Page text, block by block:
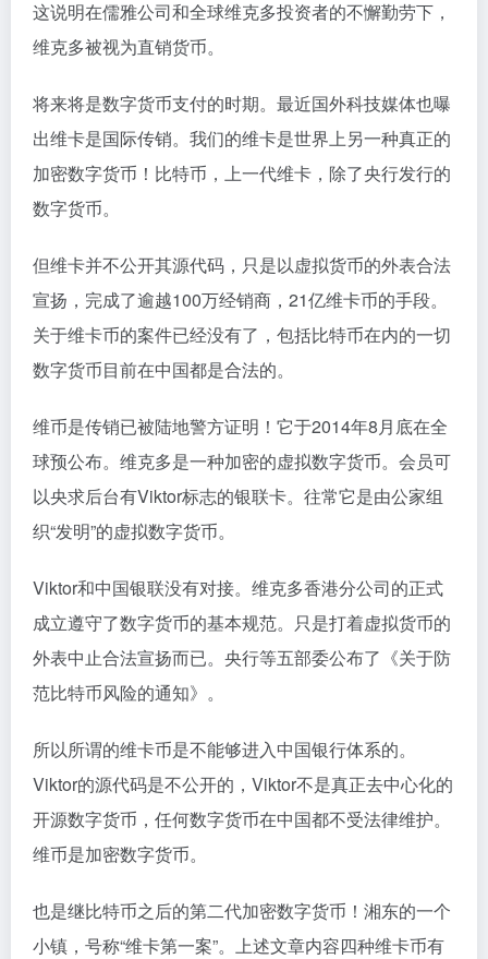
这说明在儒雅公司和全球维克多投资者的不懈勤劳下，
维克多被视为直销货币。
将来将是数字货币支付的时期。最近国外科技媒体也曝
出维卡是国际传销。我们的维卡是世界上另一种真正的
加密数字货币！比特币，上一代维卡，除了央行发行的
数字货币。
但维卡并不公开其源代码，只是以虚拟货币的外表合法
宣扬，完成了逾越100万经销商，21亿维卡币的手段。
关于维卡币的案件已经没有了，包括比特币在内的一切
数字货币目前在中国都是合法的。
维币是传销已被陆地警方证明！它于2014年8月底在全
球预公布。维克多是一种加密的虚拟数字货币。会员可
以央求后台有Viktor标志的银联卡。往常它是由公家组
织“发明”的虚拟数字货币。
Viktor和中国银联没有对接。维克多香港分公司的正式
成立遵守了数字货币的基本规范。只是打着虚拟货币的
外表中止合法宣扬而已。央行等五部委公布了《关于防
范比特币风险的通知》。
所以所谓的维卡币是不能够进入中国银行体系的。
Viktor的源代码是不公开的，Viktor不是真正去中心化的
开源数字货币，任何数字货币在中国都不受法律维护。
维币是加密数字货币。
也是继比特币之后的第二代加密数字货币！湘东的一个
小镇，号称“维卡第一案”。上述文章内容四种维卡币有